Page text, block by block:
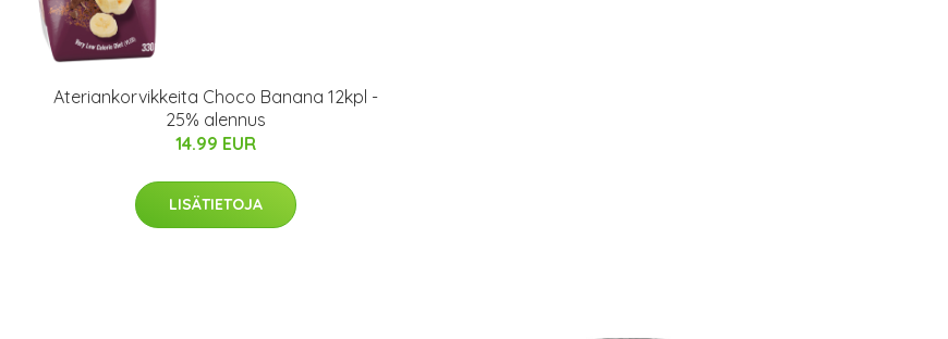
Ateriankorvikkeita Choco Banana 12kpl -
25% alennus
14.99 EUR
LISÄTIETOJA